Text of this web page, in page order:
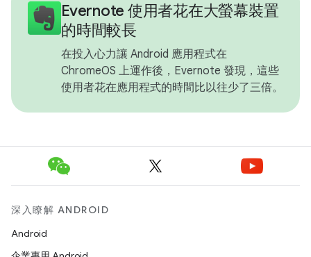
Evernote 使用者花在大螢幕裝置
的時間較長
在投入心力讓 Android 應用程式在
ChromeOS 上運作後，Evernote 發現，這些
使用者花在應用程式的時間比以往少了三倍。
深入瞭解 ANDROID
Android